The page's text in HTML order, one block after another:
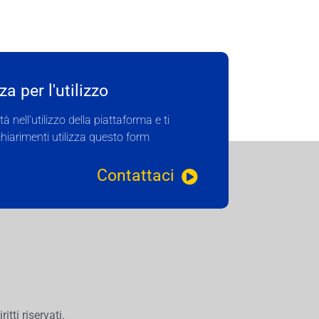
per l'utilizzo
nell'utilizzo della piattaforma e ti
utilizza questo form
Contattaci
riservati.